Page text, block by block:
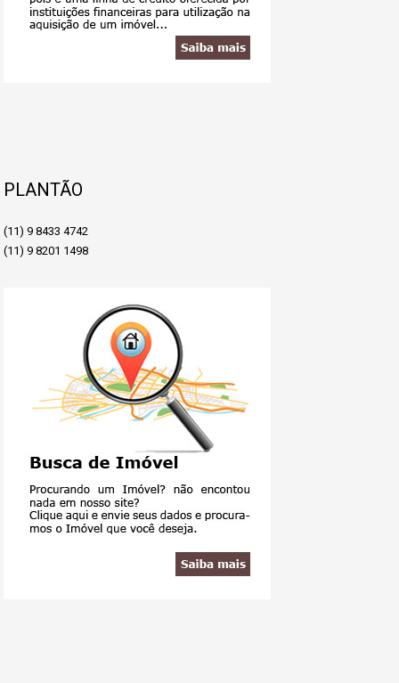
PLANTÃO
(11) 9 8433 4742
(11) 9 8201 1498